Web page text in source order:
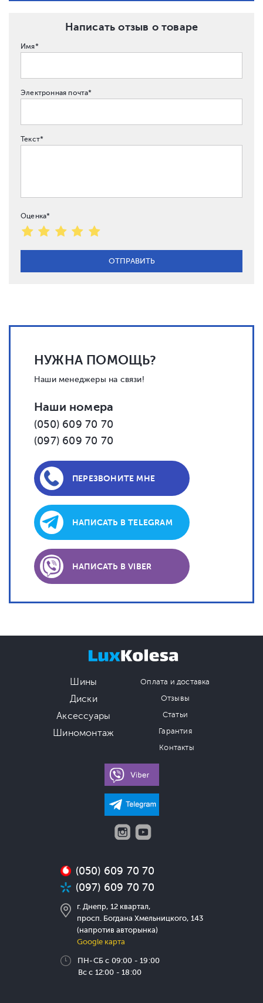
Написать отзыв о товаре
Имя*
Электронная почта*
Текст*
Оценка*
НУЖНА ПОМОЩЬ?
Наши менеджеры на связи!
Наши номера
(050) 609 70 70
(097) 609 70 70
ПЕРЕЗВОНИТЕ МНЕ
НАПИСАТЬ В TELEGRAM
НАПИСАТЬ В VIBER
Шины
Диски
Аксессуары
Шиномонтаж
Оплата и доставка
Отзывы
Статьи
Гарантия
Контакты
(050) 609 70 70
(097) 609 70 70
г. Днепр, 12 квартал,
просп. Богдана Хмельницкого, 143
(напротив авторынка)
Google карта
ПН-СБ с 09:00 - 19:00
Вс с 12:00 - 18:00